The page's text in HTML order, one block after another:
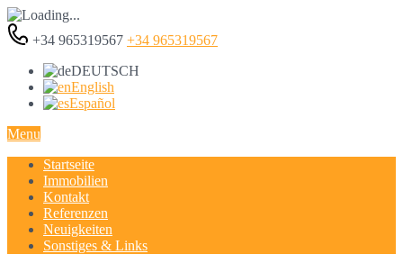
+34 965319567 +34 965319567
DEUTSCH
English
Español
Menu
Startseite
Immobilien
Kontakt
Referenzen
Neuigkeiten
Sonstiges & Links